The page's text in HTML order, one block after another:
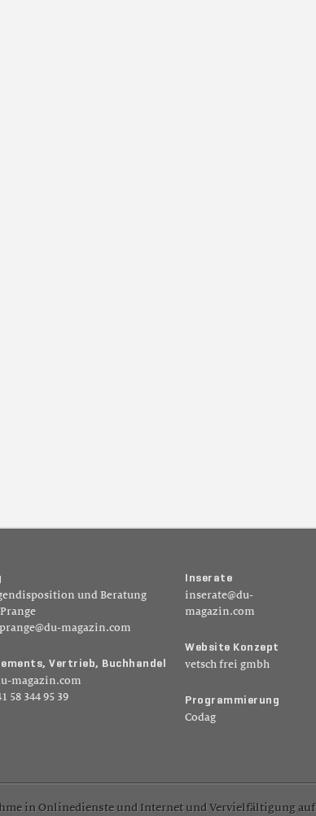
und Beratung
magazin.com
ement s, Ver tr ieb, Buchh an del
magazin.com
58 344 95 39
I nser at e
inserate@du-
magazin.com
Web si te Kon zept
vetsch frei gmbh
Pro gr am mi er un g
Codag
in Onlinedienste und Internet und Vervielfältigung auf